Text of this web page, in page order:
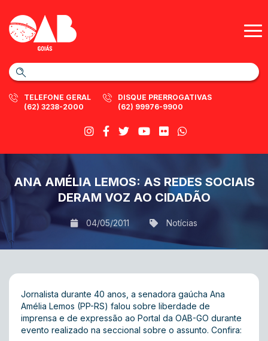
TELEFONE GERAL
(62) 3238-2000
DISQUE PRERROGATIVAS
(62) 99976-9900
ANA AMÉLIA LEMOS: AS REDES SOCIAIS
DERAM VOZ AO CIDADÃO
04/05/2011 Notícias
Jornalista durante 40 anos, a senadora gaúcha Ana
Amélia Lemos (PP-RS) falou sobre liberdade de
imprensa e de expressão ao Portal da OAB-GO durante
evento realizado na seccional sobre o assunto. Confira: